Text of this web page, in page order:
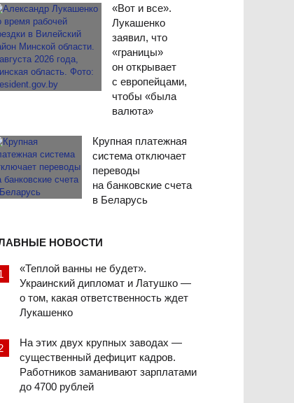
«Вот и все».
Лукашенко
заявил, что
«границы»
он открывает
с европейцами,
чтобы «была
валюта»
Крупная платежная
система отключает
переводы
на банковские счета
в Беларусь
НОВОСТИ
«Теплой ванны не будет».
Украинский дипломат и Латушко —
о том, какая ответственность ждет
Лукашенко
На этих двух крупных заводах —
существенный дефицит кадров.
Работников заманивают зарплатами
до 4700 рублей